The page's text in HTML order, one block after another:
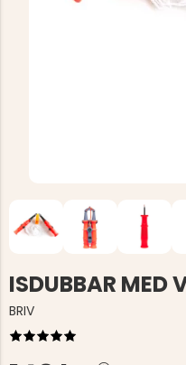
ISDUBBAR MED
BRIV